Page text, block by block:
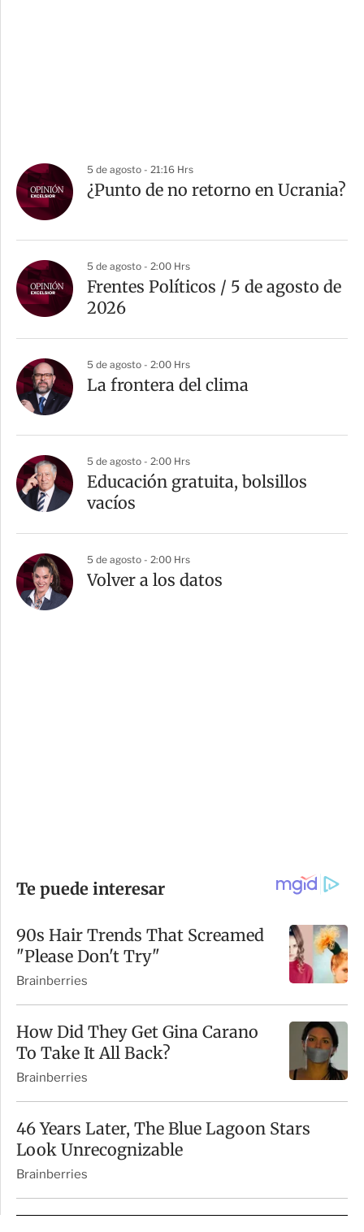
5 de agosto - 21:16 Hrs
¿Punto de no retorno en Ucrania?
5 de agosto - 2:00 Hrs
Frentes Políticos / 5 de agosto de
2026
5 de agosto - 2:00 Hrs
La frontera del clima
5 de agosto - 2:00 Hrs
Educación gratuita, bolsillos
vacíos
5 de agosto - 2:00 Hrs
Volver a los datos